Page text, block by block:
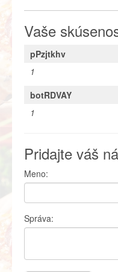
Vaše
pPzjtkhv
1
botRDVAY
1
Pridajte váš
Meno:
Správa: